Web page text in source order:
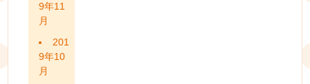
9年11
月
201
9年10
月